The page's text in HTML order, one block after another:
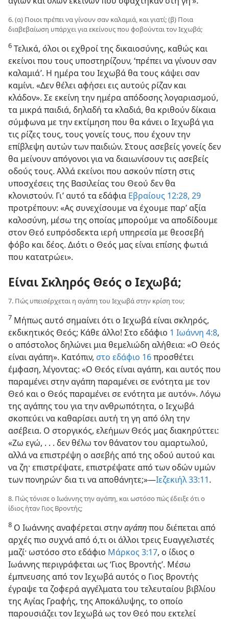
6. (α) Ποιοι πρέπει να γίνουν σαν καλαμιά, και γιατί; (β) Ποια
διαβεβαίωση υπάρχει για εκείνους που φοβούνται τον Ιεχωβά;
6 Τελικά, όλοι οι εχθροί της δικαιοσύνης, καθώς και
εκείνοι που τους υποστηρίζουν, ‘πρέπει να γίνουν σαν
καλαμιά’. Η ημέρα του Ιεχωβά θα τους κάψει σαν
καμίνι. «Δεν θέλει αφήσει εις αυτούς ρίζαν και
κλάδον». Σε εκείνη την ημέρα απόδοσης λογαριασμού,
τα μικρά παιδιά, δηλαδή τα κλαδιά, θα κριθούν δίκαια
σύμφωνα με την εκτίμηση που θα κάνει ο Ιεχωβά για
τις ρίζες τους, τους γονείς τους, που έχουν την
επίβλεψη αυτών των παιδιών. Στους ασεβείς γονείς δεν
θα μείνουν απόγονοι για να διαιωνίσουν τις ασεβείς
οδούς τους. Αλλά εκείνοι που ασκούν πίστη στις
υποσχέσεις της Βασιλείας του Θεού δεν θα
κλονιστούν. Γι’ αυτό τα εδάφια Εβραίους 12:28, 29
προτρέπουν: «Ας συνεχίσουμε να έχουμε παρ’ αξία
καλοσύνη, μέσω της οποίας μπορούμε να αποδίδουμε
στον Θεό ευπρόσδεκτα ιερή υπηρεσία με θεοσεβή
φόβο και δέος. Διότι ο Θεός μας είναι επίσης φωτιά
που κατατρώει».
Είναι Σκληρός Θεός ο Ιεχωβά;
7. Πώς υπεισέρχεται η αγάπη του Ιεχωβά στην κρίση του;
7 Μήπως αυτό σημαίνει ότι ο Ιεχωβά είναι σκληρός,
εκδικητικός Θεός; Κάθε άλλο! Στο εδάφιο 1 Ιωάννη 4:8,
ο απόστολος δηλώνει μια θεμελιώδη αλήθεια: «Ο Θεός
είναι αγάπη». Κατόπιν, στο εδάφιο 16προσθέτει
έμφαση, λέγοντας: «Ο Θεός είναι αγάπη, και αυτός που
παραμένει στην αγάπη παραμένει σε ενότητα με τον
Θεό και ο Θεός παραμένει σε ενότητα με αυτόν». Λόγω
της αγάπης του για την ανθρωπότητα, ο Ιεχωβά
σκοπεύει να καθαρίσει αυτή τη γη από όλη την
ασέβεια. Ο στοργικός, ελεήμων Θεός μας διακηρύττει:
«Ζω εγώ, . . . δεν θέλω τον θάνατον του αμαρτωλού,
αλλά να επιστρέψη ο ασεβής από της οδού αυτού και
να ζη· επιστρέψατε, επιστρέψατε από των οδών υμών
των πονηρών· δια τι να αποθάνητε;»—Ιεζεκιήλ 33:11.
8. Πώς τόνισε ο Ιωάννης την αγάπη, και ωστόσο πώς έδειξε ότι ο
ίδιος ήταν Γιος Βροντής;
8 Ο Ιωάννης αναφέρεται στηναγάπηπου διέπεται από
αρχές πιο συχνά από ό,τι οι άλλοι τρεις Ευαγγελιστές
μαζί· ωστόσο στο εδάφιο Μάρκος 3:17, ο ίδιος ο
Ιωάννης περιγράφεται ως ‘Γιος Βροντής’. Μέσω
έμπνευσης από τον Ιεχωβά αυτός ο Γιος Βροντής
έγραψε τα ζοφερά αγγέλματα του τελευταίου βιβλίου
της Αγίας Γραφής, της Αποκάλυψης, το οποίο
παρουσιάζει τον Ιεχωβά ως τον Θεό που εκτελεί